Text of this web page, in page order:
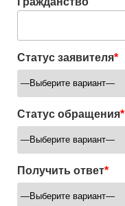
Статус заявителя*
Статус обращения*
Получить ответ*